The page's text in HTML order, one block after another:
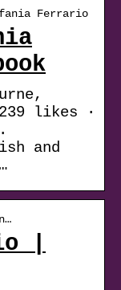
Ferrario
likes ·
and
|